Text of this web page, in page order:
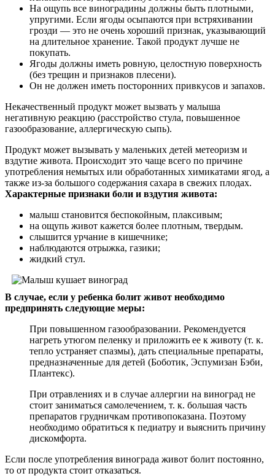
На ощупь все виноградины должны быть плотными,
упругими. Если ягоды осыпаются при встряхивании
грозди — это не очень хороший признак, указывающий
на длительное хранение. Такой продукт лучше не
покупать.
Ягоды должны иметь ровную, целостную поверхность
(без трещин и признаков плесени).
Он не должен иметь посторонних привкусов и запахов.
Некачественный продукт может вызвать у малыша
негативную реакцию (расстройство стула, повышенное
газообразование, аллергическую сыпь).
Продукт может вызывать у маленьких детей метеоризм и
вздутие живота. Происходит это чаще всего по причине
употребления немытых или обработанных химикатами ягод, а
также из-за большого содержания сахара в свежих плодах.
Характерные признаки боли и вздутия живота:
малыш становится беспокойным, плаксивым;
на ощупь живот кажется более плотным, твердым.
слышится урчание в кишечнике;
наблюдаются отрыжка, газики;
жидкий стул.
В случае, если у ребенка болит живот необходимо
предпринять следующие меры:
При повышенном газообразовании. Рекомендуется
нагреть утюгом пеленку и приложить ее к животу (т. к.
тепло устраняет спазмы), дать специальные препараты,
предназначенные для детей (Боботик, Эспумизан Бэби,
Плантекс).
При отравлениях и в случае аллергии на виноград не
стоит заниматься самолечением, т. к. большая часть
препаратов грудничкам противопоказана. Поэтому
необходимо обратиться к педиатру и выяснить причину
дискомфорта.
Если после употребления винограда живот болит постоянно,
то от продукта стоит отказаться.